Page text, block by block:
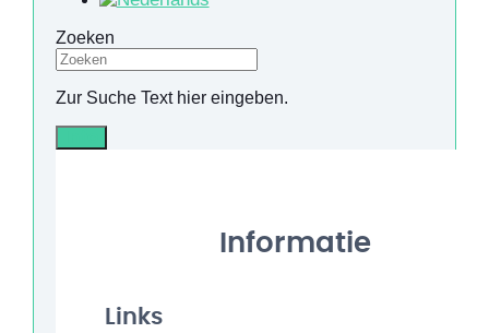
Zoeken
Zur Suche Text hier eingeben.
Informatie
Links